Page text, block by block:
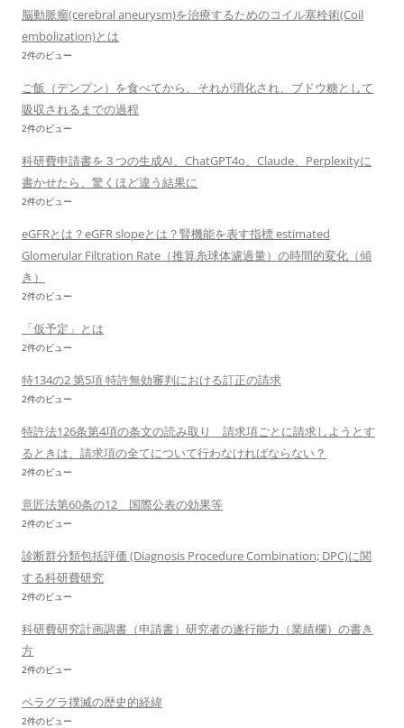
脳動脈瘤(cerebral aneurysm)を治療するためのコイル塞栓術(Coil
embolization)とは
2件のビュー
ご飯（デンプン）を食べてから、それが消化され、ブドウ糖として
吸収されるまでの過程
2件のビュー
科研費申請書を３つの生成AI、ChatGPT4o、Claude、Perplexityに
書かせたら、驚くほど違う結果に
2件のビュー
eGFRとは？eGFR slopeとは？腎機能を表す指標 estimated
Glomerular Filtration Rate（推算糸球体濾過量）の時間的変化（傾
き）
2件のビュー
「仮予定」とは
2件のビュー
特134の2 第5項 特許無効審判における訂正の請求
2件のビュー
特許法126条第4項の条文の読み取り 請求項ごとに請求しようとす
るときは、請求項の全てについて行わなければならない？
2件のビュー
意匠法第60条の12 国際公表の効果等
2件のビュー
診断群分類包括評価 (Diagnosis Procedure Combination; DPC)に関
する科研費研究
2件のビュー
科研費研究計画調書（申請書）研究者の遂行能力（業績欄）の書き
方
2件のビュー
ペラグラ撲滅の歴史的経緯
2件のビュー